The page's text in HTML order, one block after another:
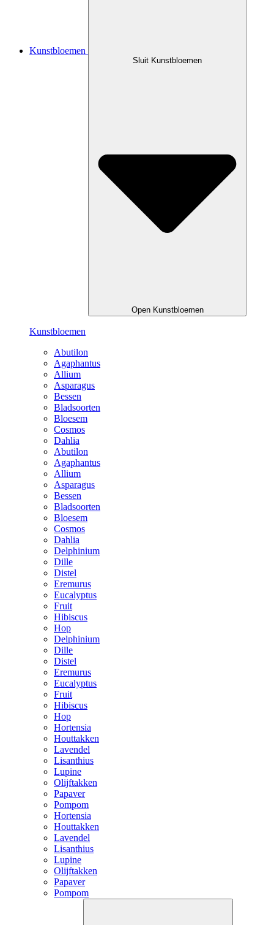
Kunstbloemen
Sluit Kunstbloemen
Open Kunstbloemen
Kunstbloemen
Abutilon
Agaphantus
Allium
Asparagus
Bessen
Bladsoorten
Bloesem
Cosmos
Dahlia
Abutilon
Agaphantus
Allium
Asparagus
Bessen
Bladsoorten
Bloesem
Cosmos
Dahlia
Delphinium
Dille
Distel
Eremurus
Eucalyptus
Fruit
Hibiscus
Hop
Delphinium
Dille
Distel
Eremurus
Eucalyptus
Fruit
Hibiscus
Hop
Hortensia
Houttakken
Lavendel
Lisanthius
Lupine
Olijftakken
Papaver
Pompom
Hortensia
Houttakken
Lavendel
Lisanthius
Lupine
Olijftakken
Papaver
Pompom